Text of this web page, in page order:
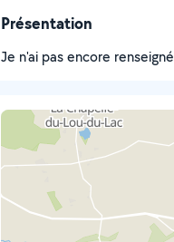
Présentation
Je n'ai pas encore